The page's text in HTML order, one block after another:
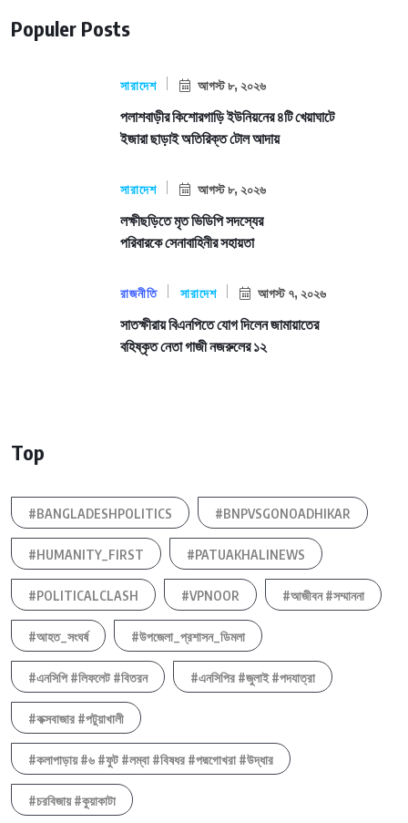
Populer Posts
সারাদেশ আগস্ট ৮, ২০২৬
পলাশবাড়ীর কিশোরগাড়ি ইউনিয়নের ৪টি খেয়াঘাটে
ইজারা ছাড়াই অতিরিক্ত টোল আদায়
সারাদেশ আগস্ট ৮, ২০২৬
লক্ষীছড়িতে মৃত ভিডিপি সদস্যের
পরিবারকে সেনাবাহিনীর সহায়তা
রাজনীতি সারাদেশ আগস্ট ৭, ২০২৬
সাতক্ষীরায় বিএনপিতে যোগ দিলেন জামায়াতের
বহিষ্কৃত নেতা গাজী নজরুলের ১২
Top
#BANGLADESHPOLITICS #BNPVSGONOADHIKAR
#HUMANITY_FIRST #PATUAKHALINEWS
#POLITICALCLASH #VPNOOR #আজীবন #সম্মাননা
#আহত_সংঘর্ষ #উপজেলা_প্রশাসন_ডিমলা
#এনসিপি #লিফলেট #বিতরন #এনসিপির #জুলাই #পদযাত্রা
#কক্সবাজার #পটুয়াখালী
#কলাপাড়ায় #৬ #ফুট #লম্বা #বিষধর #পদ্মগোখরা #উদ্ধার
#চরবিজায় #কুয়াকাটা